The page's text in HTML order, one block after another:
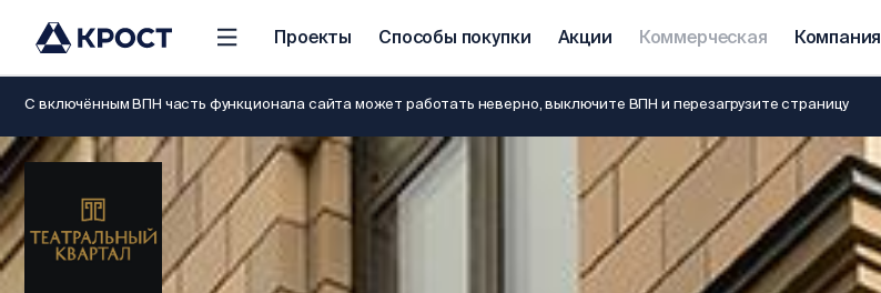
Проекты Способы покупки Акции Коммерческая Компания
С включённым ВПН часть функционала сайта может работать неверно, выключите ВПН и перезагрузите страницу